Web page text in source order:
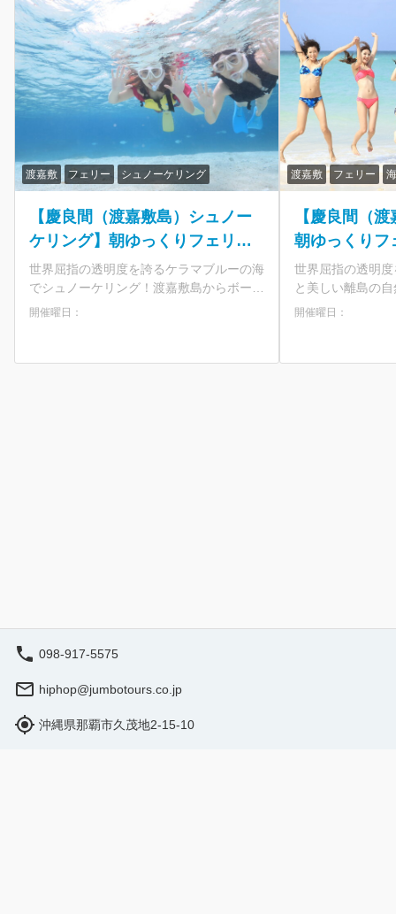
渡嘉敷 フェリー シュノーケリング
【慶良間（渡嘉敷島）シュノー
ケリング】朝ゆっくりフェリー
便の日帰り離島ツアー ボート
で沖合い熱帯魚ポイントへ＜ラ
ンチ付／那覇 泊港発＞
世界屈指の透明度を誇るケラマブルーの海
でシュノーケリング！渡嘉敷島からボート
に乗り沖合いの熱帯魚ポイントを目指しま
でパパ＆ママも安心！ 那覇から渡嘉敷島
更衣室の利用も無料 ★6歳から参加OKの
一に担当インストラクターがお子様をサポ
ョップ「シーフレンド」
開催曜日：
渡嘉敷 フェリー
【慶良間（
朝ゆっくりフ
離島ツアー
ランチ付／那
世界屈指の透明
と美しい離島の
か？ 那覇の泊港と渡嘉敷島を結ぶフェリ
もぴったり！夏
開催曜日：
098-917-5575
hiphop@jumbotours.co.jp
沖縄県那覇市久茂地2-15-10